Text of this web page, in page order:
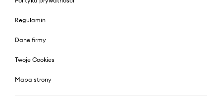
Regulamin
Dane firmy
Twoje Cookies
Mapa strony